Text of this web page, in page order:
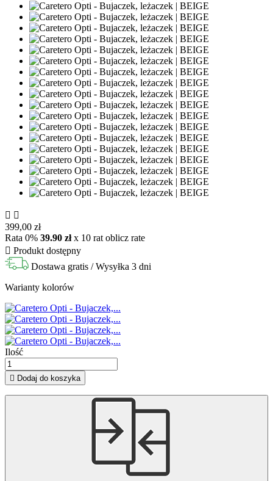
 
399,00 zł
Rata 0% 39.90 złx 10 rat oblicz rate
 Produkt dostępny
Dostawa gratis / Wysyłka 3 dni
Warianty kolorów
Ilość
 Dodaj do koszyka